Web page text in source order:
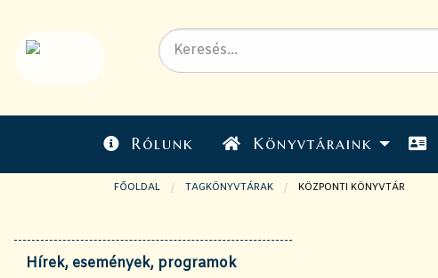
Rólunk Könyvtáraink
FŐOLDAL TAGKÖNYVTÁRAK JELENLEGI OLDAL:
KÖZPONTI KÖNYVTÁR
Hírek, események, programok